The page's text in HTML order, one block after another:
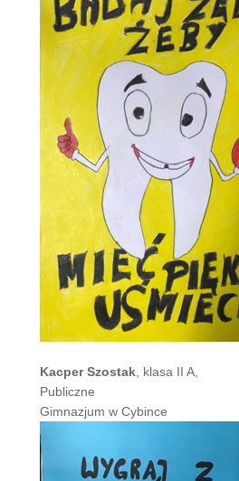
Kacper Szostak , klasa II A,
Publiczne
Gimnazjum w Cybince